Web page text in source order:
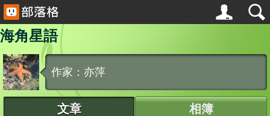
海角星語
作家：亦萍
文章 相簿